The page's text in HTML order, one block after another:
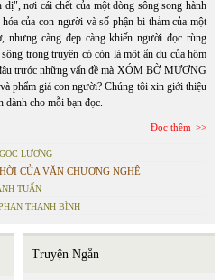
nơi cái chết của một dòng sông song hành
của con người và số phận bi thảm của một
nhưng càng đẹp càng khiến người đọc rùng
trong truyện có còn là một ẩn dụ của hôm
trước những vấn đề mà XÓM BỜ MƯƠNG
phẩm giá con người? Chúng tôi xin giới thiệu
dành cho mỗi bạn đọc.
Đọc thêm
LƯƠNG
CỦA VĂN CHƯƠNG NGHỆ
TUẤN
THANH BÌNH
Truyện Ngắn